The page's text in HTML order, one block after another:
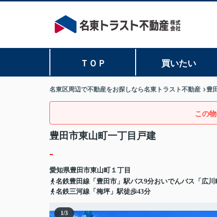
ＴＯＰ 買いたい
名東区周辺で不動産をお探しなら名東トラスト不動産 豊
この
豊田市東山町一丁目戸建
-
愛知県豊田市東山町
１丁目
名鉄豊田線「豊田市」駅バス9分おいでんバス「広川
名鉄三河線「梅坪」駅徒歩43分
1/3